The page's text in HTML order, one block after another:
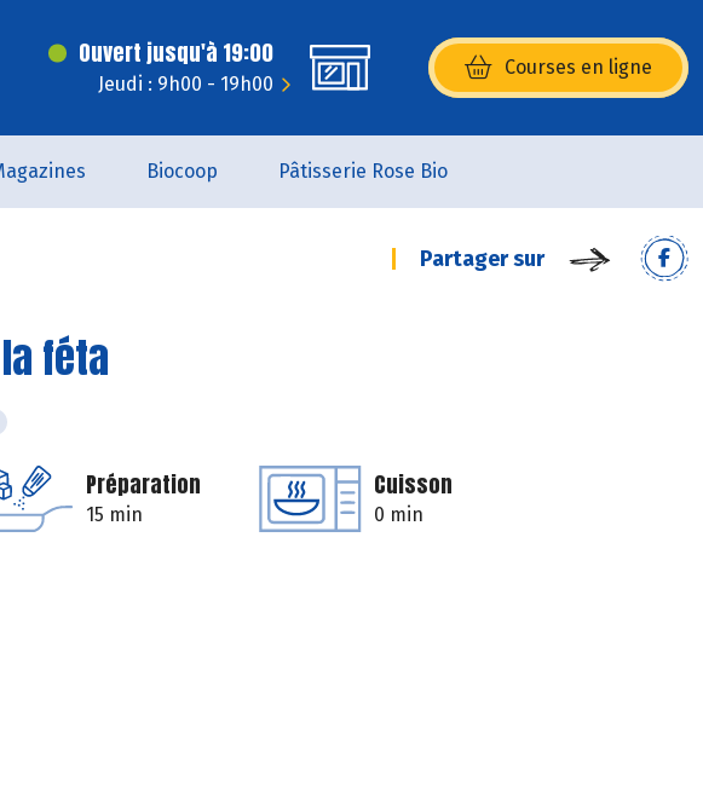
Ouvert jusqu'à 19:00
Jeudi : 9h00 - 19h00
Courses en ligne
(s’ouvre dans une nouvelle
Biocoop Pâtisserie Rose Bio
Partager sur
féta
Préparation
15 min
Cuisson
0 min